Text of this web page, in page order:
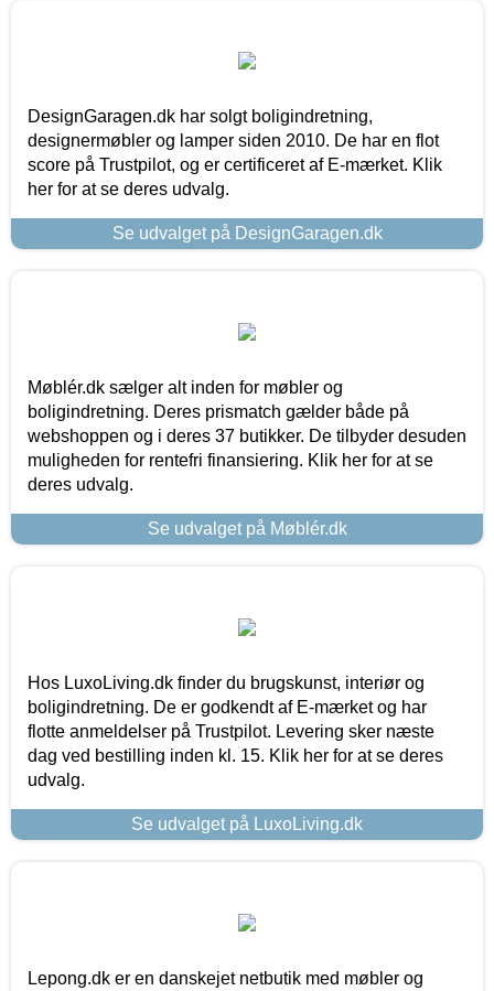
DesignGaragen.dk har solgt boligindretning,
designermøbler og lamper siden 2010. De har en flot
score på Trustpilot, og er certificeret af E-mærket. Klik
her for at se deres udvalg.
Se udvalget på DesignGaragen.dk
Møblér.dk sælger alt inden for møbler og
boligindretning. Deres prismatch gælder både på
webshoppen og i deres 37 butikker. De tilbyder desuden
muligheden for rentefri finansiering. Klik her for at se
deres udvalg.
Se udvalget på Møblér.dk
Hos LuxoLiving.dk finder du brugskunst, interiør og
boligindretning. De er godkendt af E-mærket og har
flotte anmeldelser på Trustpilot. Levering sker næste
dag ved bestilling inden kl. 15. Klik her for at se deres
udvalg.
Se udvalget på LuxoLiving.dk
Lepong.dk er en danskejet netbutik med møbler og